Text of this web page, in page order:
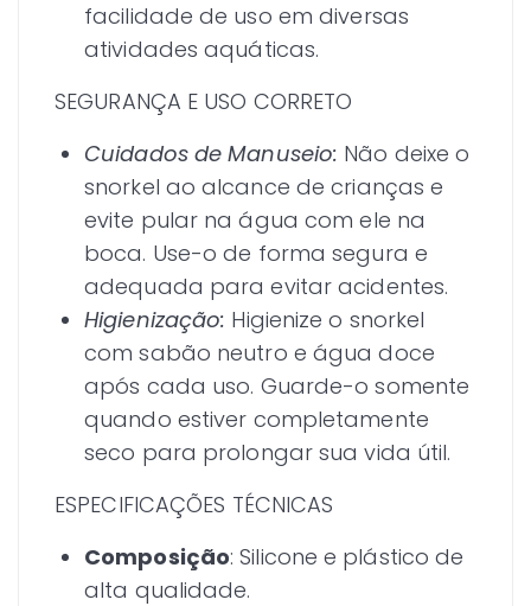
facilidade de uso em diversas
atividades aquáticas.
SEGURANÇA E USO CORRETO
Cuidados de Manuseio: Não deixe o
snorkel ao alcance de crianças e
evite pular na água com ele na
boca. Use-o de forma segura e
adequada para evitar acidentes.
Higienização: Higienize o snorkel
com sabão neutro e água doce
após cada uso. Guarde-o somente
quando estiver completamente
seco para prolongar sua vida útil.
ESPECIFICAÇÕES TÉCNICAS
Composição: Silicone e plástico de
alta qualidade.